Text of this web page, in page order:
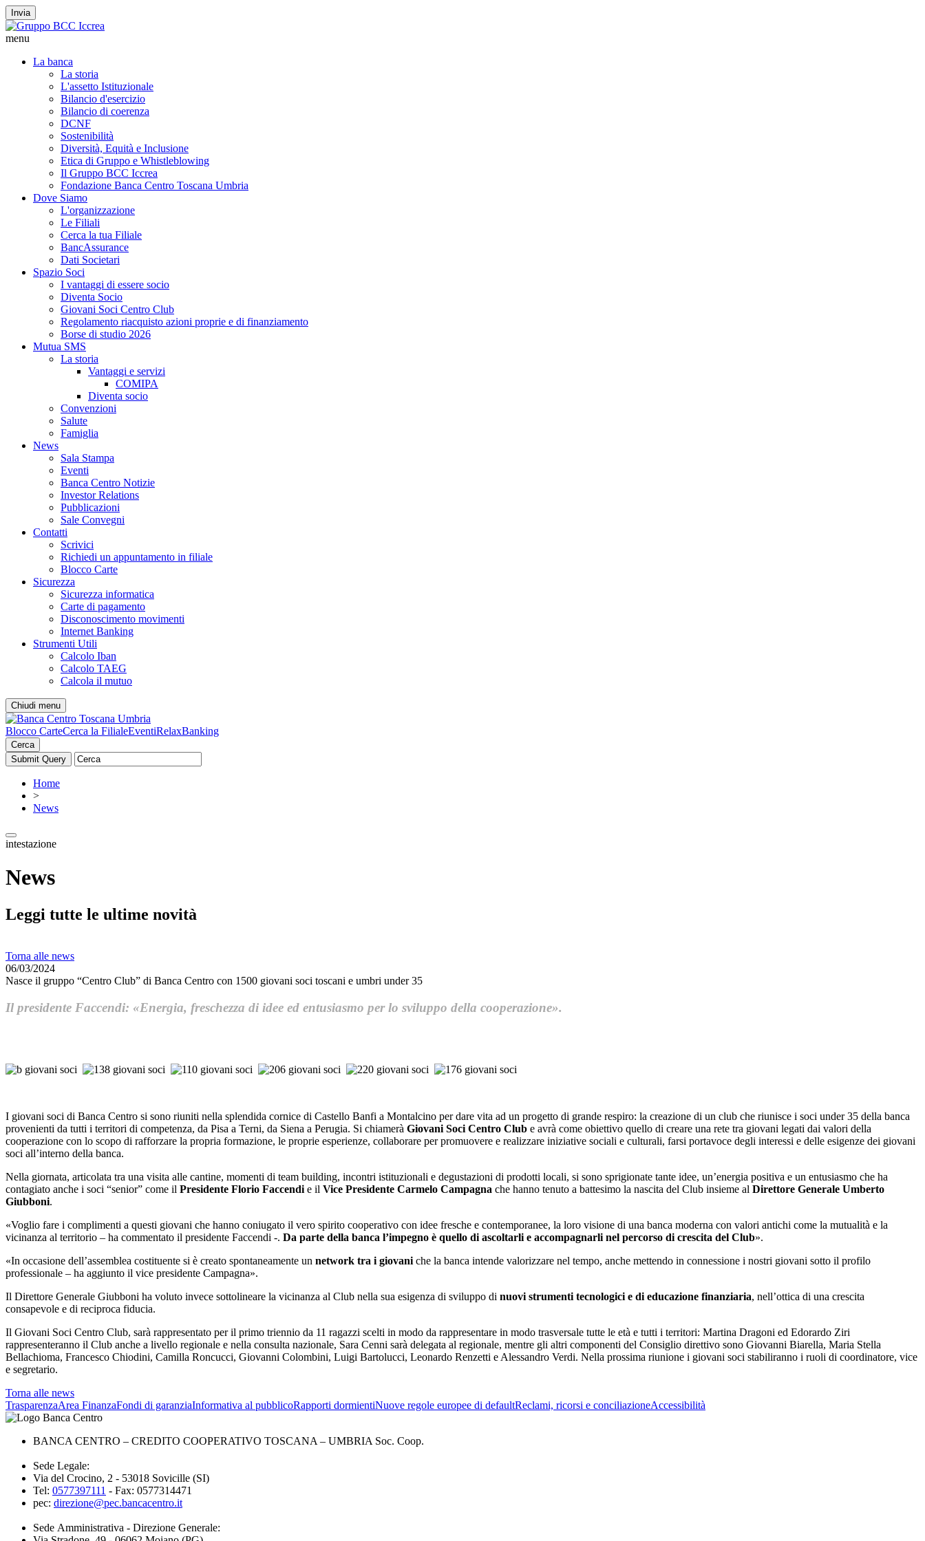
Invia
menu
La banca
La storia
L'assetto Istituzionale
Bilancio d'esercizio
Bilancio di coerenza
DCNF
Sostenibilità
Diversità, Equità e Inclusione
Etica di Gruppo e Whistleblowing
Il Gruppo BCC Iccrea
Fondazione Banca Centro Toscana Umbria
Dove Siamo
L'organizzazione
Le Filiali
Cerca la tua Filiale
BancAssurance
Dati Societari
Spazio Soci
I vantaggi di essere socio
Diventa Socio
Giovani Soci Centro Club
Regolamento riacquisto azioni proprie e di finanziamento
Borse di studio 2026
Mutua SMS
La storia
Vantaggi e servizi
COMIPA
Diventa socio
Convenzioni
Salute
Famiglia
News
Sala Stampa
Eventi
Banca Centro Notizie
Investor Relations
Pubblicazioni
Sale Convegni
Contatti
Scrivici
Richiedi un appuntamento in filiale
Blocco Carte
Sicurezza
Sicurezza informatica
Carte di pagamento
Disconoscimento movimenti
Internet Banking
Strumenti Utili
Calcolo Iban
Calcolo TAEG
Calcola il mutuo
Chiudi menu
Blocco CarteCerca la FilialeEventiRelaxBanking
Cerca
Home
>
News
intestazione
News
Leggi tutte le ultime novità
Torna alle news
06/03/2024
Nasce il gruppo “Centro Club” di Banca Centro con 1500 giovani soci toscani e umbri under 35
Il presidente Faccendi: «Energia, freschezza di idee ed entusiasmo per lo sviluppo della cooperazione».
I giovani soci di Banca Centro si sono riuniti nella splendida cornice di Castello Banfi a Montalcino per dare vita ad un progetto di grande respiro: la creazione di un club che riunisce i soci under 35 della banca
provenienti da tutti i territori di competenza, da Pisa a Terni, da Siena a Perugia. Si chiamerà Giovani Soci Centro Club e avrà come obiettivo quello di creare una rete tra giovani legati dai valori della
cooperazione con lo scopo di rafforzare la propria formazione, le proprie esperienze, collaborare per promuovere e realizzare iniziative sociali e culturali, farsi portavoce degli interessi e delle esigenze dei giovani
soci all’interno della banca.
Nella giornata, articolata tra una visita alle cantine, momenti di team building, incontri istituzionali e degustazioni di prodotti locali, si sono sprigionate tante idee, un’energia positiva e un entusiasmo che ha
contagiato anche i soci “senior” come il Presidente Florio Faccendie il Vice Presidente Carmelo Campagna che hanno tenuto a battesimo la nascita del Club insieme al Direttore Generale Umberto
Giubboni.
«Voglio fare i complimenti a questi giovani che hanno coniugato il vero spirito cooperativo con idee fresche e contemporanee, la loro visione di una banca moderna con valori antichi come la mutualità e la
vicinanza al territorio – ha commentato il presidente Faccendi -. Da parte della banca l’impegno è quello di ascoltarli e accompagnarli nel percorso di crescita del Club».
«In occasione dell’assemblea costituente si è creato spontaneamente un network tra i giovaniche la banca intende valorizzare nel tempo, anche mettendo in connessione i nostri giovani sotto il profilo
professionale – ha aggiunto il vice presidente Campagna».
Il Direttore Generale Giubboni ha voluto invece sottolineare la vicinanza al Club nella sua esigenza di sviluppo di nuovi strumenti tecnologici e di educazione finanziaria, nell’ottica di una crescita
consapevole e di reciproca fiducia.
Il Giovani Soci Centro Club, sarà rappresentato per il primo triennio da 11 ragazzi scelti in modo da rappresentare in modo trasversale tutte le età e tutti i territori: Martina Dragoni ed Edorardo Ziri
rappresenteranno il Club anche a livello regionale e nella consulta nazionale, Sara Cenni sarà delegata al regionale, mentre gli altri componenti del Consiglio direttivo sono Giovanni Biarella, Maria Stella
Bellachioma, Francesco Chiodini, Camilla Roncucci, Giovanni Colombini, Luigi Bartolucci, Leonardo Renzetti e Alessandro Verdi. Nella prossima riunione i giovani soci stabiliranno i ruoli di coordinatore, vice
e segretario.
Torna alle news
TrasparenzaArea FinanzaFondi di garanziaInformativa al pubblicoRapporti dormientiNuove regole europee di defaultReclami, ricorsi e conciliazioneAccessibilità
BANCA CENTRO – CREDITO COOPERATIVO TOSCANA – UMBRIA Soc. Coop.
Sede Legale:
Via del Crocino, 2 - 53018 Sovicille (SI)
Tel: 0577397111 - Fax: 0577314471
pec: direzione@pec.bancacentro.it
Sede Amministrativa - Direzione Generale: